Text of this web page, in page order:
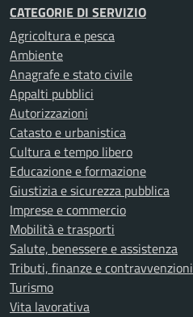
CATEGORIE DI SERVIZIO
Agricoltura e pesca
Ambiente
Anagrafe e stato civile
Appalti pubblici
Autorizzazioni
Catasto e urbanistica
Cultura e tempo libero
Educazione e formazione
Giustizia e sicurezza pubblica
Imprese e commercio
Mobilità e trasporti
Salute, benessere e assistenza
Tributi, finanze e contravvenzioni
Turismo
Vita lavorativa